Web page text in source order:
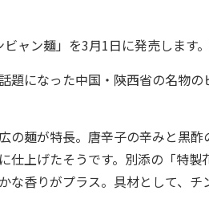
ャン麺」を3月1日に発売します。
題になった中国・陝西省の名物
麺が特長。唐辛子の辛みと黒
仕上げたそうです。別添の「特
な香りがプラス。具材として、